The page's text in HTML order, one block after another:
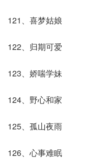
121、喜梦姑娘
122、归期可爱
123、娇喘学妹
124、野心和家
125、孤山夜雨
126、心事难眠